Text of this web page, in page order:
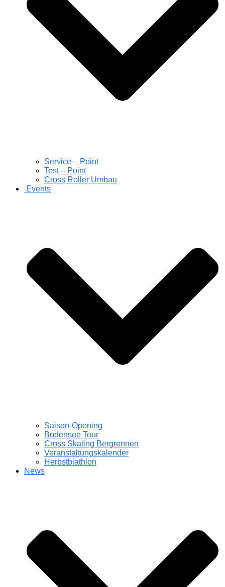
Service – Point
Test – Point
Cross Roller Umbau
Events
Saison-Opening
Bodensee Tour
Cross Skating Bergrennen
Veranstaltungskalender
Herbstbiathlon
News